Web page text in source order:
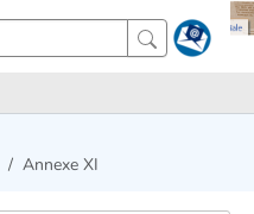
Annexe XI